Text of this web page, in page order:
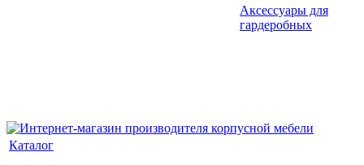
Аксессуары для
гардеробных
Каталог